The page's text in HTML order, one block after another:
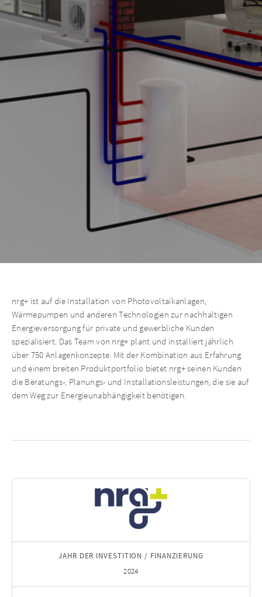
nrg+ ist auf die Installation von Photovoltaikanlagen,
Wärmepumpen und anderen Technologien zur nachhaltigen
Energieversorgung für private und gewerbliche Kunden
spezialisiert. Das Team von nrg+ plant und installiert jährlich
über 750 Anlagenkonzepte. Mit der Kombination aus Erfahrung
und einem breiten Produktportfolio bietet nrg+ seinen Kunden
die Beratungs-, Planungs- und Installationsleistungen, die sie auf
dem Weg zur Energieunabhängigkeit benötigen.
JAHR DER INVESTITION / FINANZIERUNG
2024